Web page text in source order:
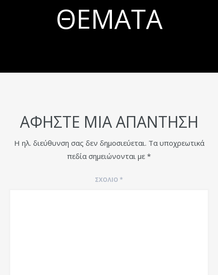
ΘΈΜΑΤΑ
ΑΦΉΣΤΕ ΜΙΑ ΑΠΆΝΤΗΣΗ
Η ηλ. διεύθυνση σας δεν δημοσιεύεται. Τα υποχρεωτικά
πεδία σημειώνονται με *
ΣΧΌΛΙΟ *